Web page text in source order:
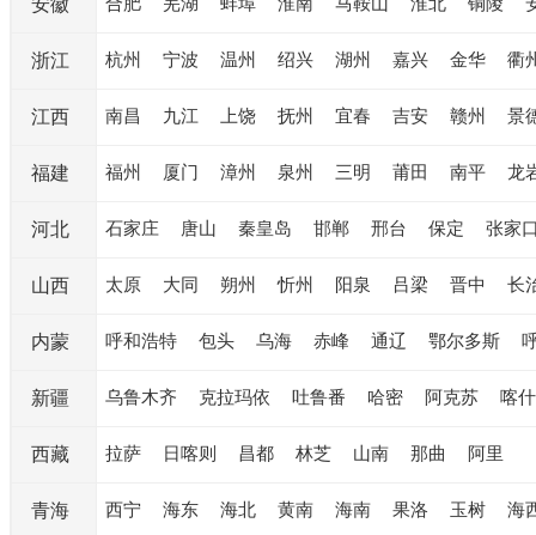
安徽
浙江 杭州 宁波 温州 绍兴 湖州 嘉兴 金华 衢
江西 南昌 九江 上饶 抚州 宜春 吉安 赣州 景
福建 福州 厦门 漳州 泉州 三明 莆田 南平 龙
河北 石家庄 唐山 秦皇岛 邯郸 邢台 保定 张家
山西 太原 大同 朔州 忻州 阳泉 吕梁 晋中 长
内蒙 呼和浩特 包头 乌海 赤峰 通辽 鄂尔多斯
新疆 乌鲁木齐 克拉玛依 吐鲁番 哈密 阿克苏 喀什
西藏 拉萨 日喀则 昌都 林芝 山南 那曲 阿里
青海 西宁 海东 海北 黄南 海南 果洛 玉树 海